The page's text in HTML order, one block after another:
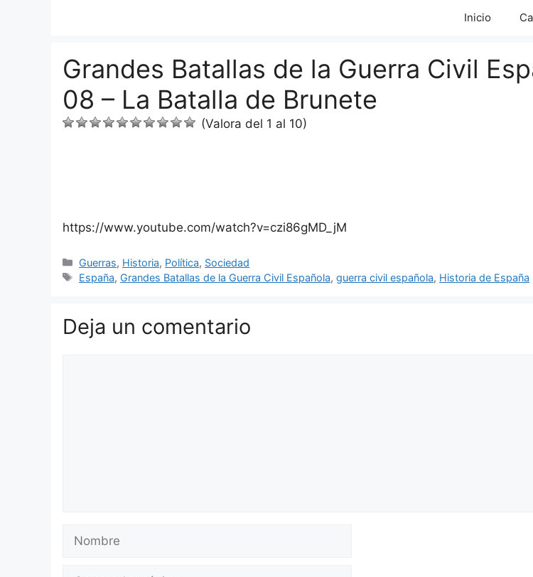
Inicio
Grandes Batallas de la Guerra Civil
08 – La Batalla de Brunete
(Valora del 1 al 10)
https://www.youtube.com/watch?v=czi86gMD_jM
Categorías
Guerras, Historia, Política, Sociedad
Etiquetas
España, Grandes Batallas de la Guerra Civil Española,guerra civil española, Historia de España
Deja un comentario